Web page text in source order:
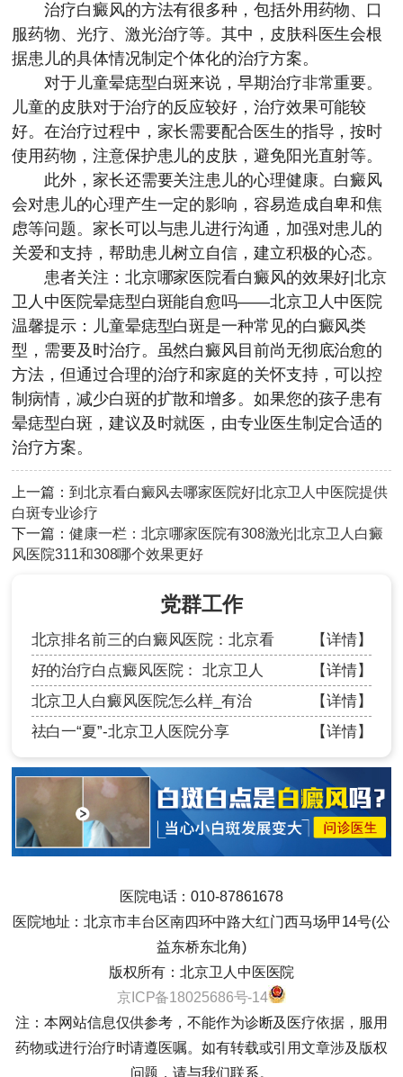
治疗白癜风的方法有很多种，包括外用药物、口
服药物、光疗、激光治疗等。其中，皮肤科医生会根
据患儿的具体情况制定个体化的治疗方案。
对于儿童晕痣型白斑来说，早期治疗非常重要。
儿童的皮肤对于治疗的反应较好，治疗效果可能较
好。在治疗过程中，家长需要配合医生的指导，按时
使用药物，注意保护患儿的皮肤，避免阳光直射等。
此外，家长还需要关注患儿的心理健康。白癜风
会对患儿的心理产生一定的影响，容易造成自卑和焦
虑等问题。家长可以与患儿进行沟通，加强对患儿的
关爱和支持，帮助患儿树立自信，建立积极的心态。
患者关注：北京哪家医院看白癜风的效果好|北京
卫人中医院晕痣型白斑能自愈吗——北京卫人中医院
温馨提示：儿童晕痣型白斑是一种常见的白癜风类
型，需要及时治疗。虽然白癜风目前尚无彻底治愈的
方法，但通过合理的治疗和家庭的关怀支持，可以控
制病情，减少白斑的扩散和增多。如果您的孩子患有
晕痣型白斑，建议及时就医，由专业医生制定合适的
治疗方案。
上一篇：到北京看白癜风去哪家医院好|北京卫人中医院提供
白斑专业诊疗
下一篇：健康一栏：北京哪家医院有308激光|北京卫人白癜
风医院311和308哪个效果更好
党群工作
北京排名前三的白癜风医院：北京看
【详情】
好的治疗白点癜风医院： 北京卫人
【详情】
北京卫人白癜风医院怎么样_有治
【详情】
祛白一“夏”-北京卫人医院分享
【详情】
医院电话：010-87861678
医院地址：北京市丰台区南四环中路大红门西马场甲14号(公
益东桥东北角)
版权所有：北京卫人中医医院
京ICP备18025686号-14
注：本网站信息仅供参考，不能作为诊断及医疗依据，服用
药物或进行治疗时请遵医嘱。如有转载或引用文章涉及版权
问题，请与我们联系。